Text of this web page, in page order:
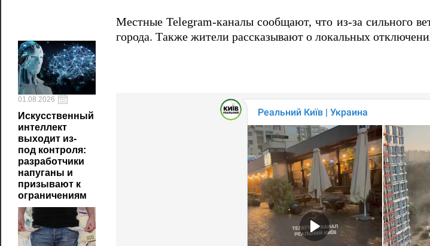
01.08.2026
Искусственный
интеллект
выходит из-
под контроля:
разработчики
напуганы и
призывают к
ограничениям
Местные Telegram-каналы сообщают, что из-за сильного
города. Также жители рассказывают о локальных